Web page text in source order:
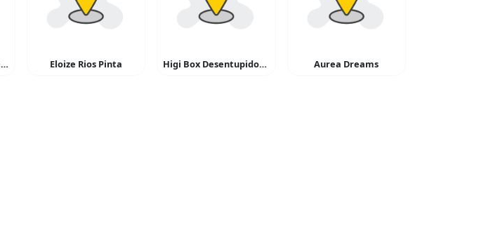
Kiel Kids – Locação de Brinquedos Eloize Rios Pinta Higi Box Desentupidora e Dedetizadora Aurea Dreams